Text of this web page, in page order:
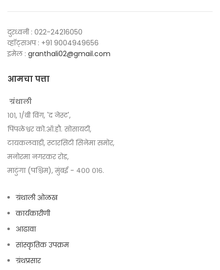
दुरध्वनी : 022-24216050
व्हॉट्सअप : +91 9004949656
इमेल : granthali02@gmail.com
आमचा पत्ता
ग्रंथाली
१०१, १/बी विंग, 'द नेस्ट',
पिंपळेश्वर को.ऑ.हौ. सोसायटी,
टायकलवाडी, स्टारसिटी सिनेमा समोर,
मनोरमा नगरकर रोड,
माटुंगा (पश्चिम), मुंबई - ४०० ०१६.
ग्रंथाली ओळख
कार्यकारीणी
आढावा
सांस्कृतिक उपक्रम
ग्रंथप्रसार